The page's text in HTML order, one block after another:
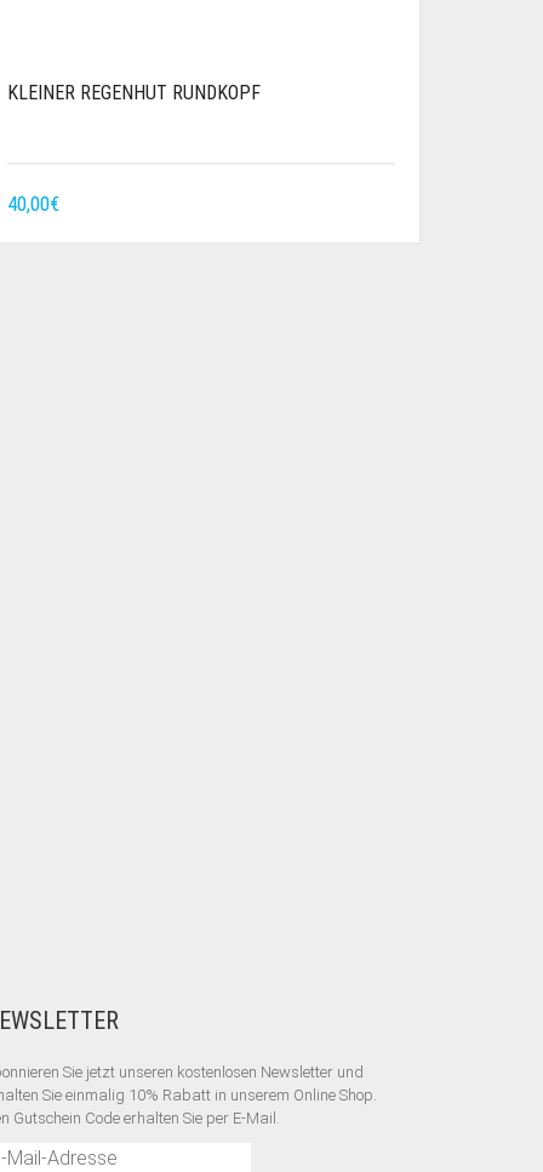
KLEINER REGENHUT RUNDKOPF
40,00€
Sie jetzt unseren kostenlosen Newsletter und
Sie einmalig 10% Rabatt in unserem Online Shop.
Gutschein Code erhalten Sie per E-Mail.